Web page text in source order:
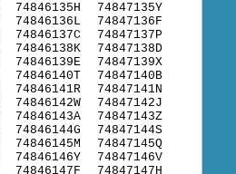
74846135H
74846136L
74846137C
74846138K
74846139E
74846140T
74846141R
74846142W
74846143A
74846144G
74846145M
74846146Y
74846147F
74847135Y
74847136F
74847137P
74847138D
74847139X
74847140B
74847141N
74847142J
74847143Z
74847144S
74847145Q
74847146V
74847147H